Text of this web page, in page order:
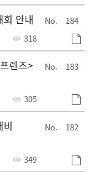
184
안내
318
183
렌즈>
305
182
349